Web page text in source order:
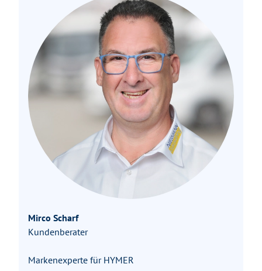
Mirco Scharf
Kundenberater
Markenexperte für HYMER